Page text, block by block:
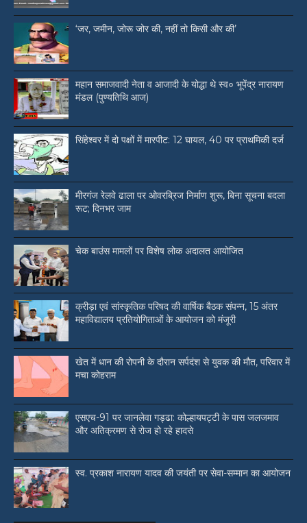
‘जर, जमीन, जोरू जोर की, नहीं तो किसी और की’
महान समाजवादी नेता व आजादी के योद्धा थे स्व० भूपेंद्र नारायण
मंडल (पुण्यतिथि आज)
सिंहेश्वर में दो पक्षों में मारपीट: 12 घायल, 40 पर प्राथमिकी दर्ज
मीरगंज रेलवे ढाला पर ओवरब्रिज निर्माण शुरू, बिना सूचना बदला
रूट; दिनभर जाम
चेक बाउंस मामलों पर विशेष लोक अदालत आयोजित
क्रीड़ा एवं सांस्कृतिक परिषद की वार्षिक बैठक संपन्न, 15 अंतर
महाविद्यालय प्रतियोगिताओं के आयोजन को मंजूरी
खेत में धान की रोपनी के दौरान सर्पदंश से युवक की मौत, परिवार में
मचा कोहराम
एसएच-91 पर जानलेवा गड्ढा: कोल्हायपट्टी के पास जलजमाव
और अतिक्रमण से रोज हो रहे हादसे
स्व. प्रकाश नारायण यादव की जयंती पर सेवा-सम्मान का आयोजन